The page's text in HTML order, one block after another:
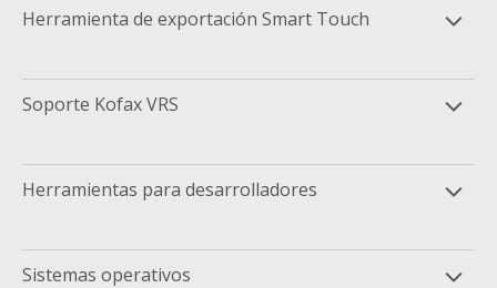
Herramienta de exportación Smart Touch
Soporte Kofax VRS
Herramientas para desarrolladores
Sistemas operativos